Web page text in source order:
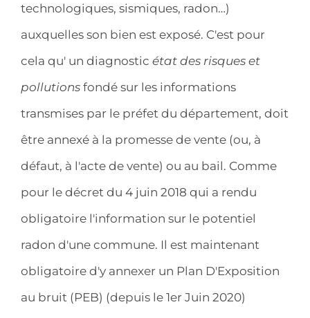
technologiques, sismiques, radon…)
auxquelles son bien est exposé. C'est pour
cela qu' un diagnostic état des risques et
pollutions fondé sur les informations
transmises par le préfet du département, doit
être annexé à la promesse de vente (ou, à
défaut, à l'acte de vente) ou au bail. Comme
pour le décret du 4 juin 2018 qui a rendu
obligatoire l'information sur le potentiel
radon d'une commune. Il est maintenant
obligatoire d'y annexer un Plan D'Exposition
au bruit (PEB) (depuis le 1er Juin 2020)